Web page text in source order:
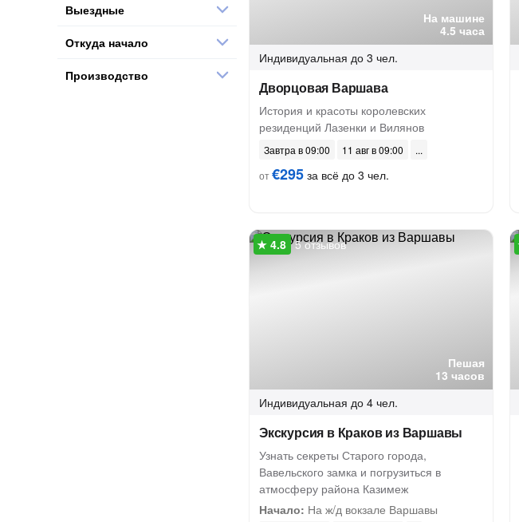
На машине
4.5 часа
Индивидуальная до 3 чел.
Дворцовая Варшава
История и красоты королевских
резиденций Лазенки и Вилянов
Завтра в 09:00
11 авг в 09:00
от€295 за всё до 3 чел.
Пешая
13 часов
5 отзывов
Индивидуальная до 4 чел.
Экскурсия в Краков из Варшавы
Узнать секреты Старого города,
Вавельского замка и погрузиться в
атмосферу района Казимеж
Начало: На ж/д вокзале Варшавы
Выездные
Откуда начало
Производство